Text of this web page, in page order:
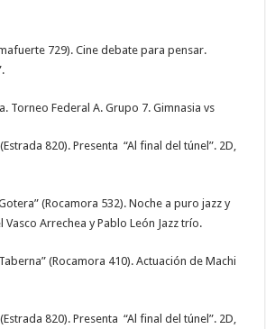
729). Cine debate para pensar.
Torneo Federal A. Grupo 7. Gimnasia vs
820). Presenta “Al final del túnel”. 2D,
(Rocamora 532). Noche a puro jazz y
Vasco Arrechea y Pablo León Jazz trío.
(Rocamora 410). Actuación de Machi
820). Presenta “Al final del túnel”. 2D,